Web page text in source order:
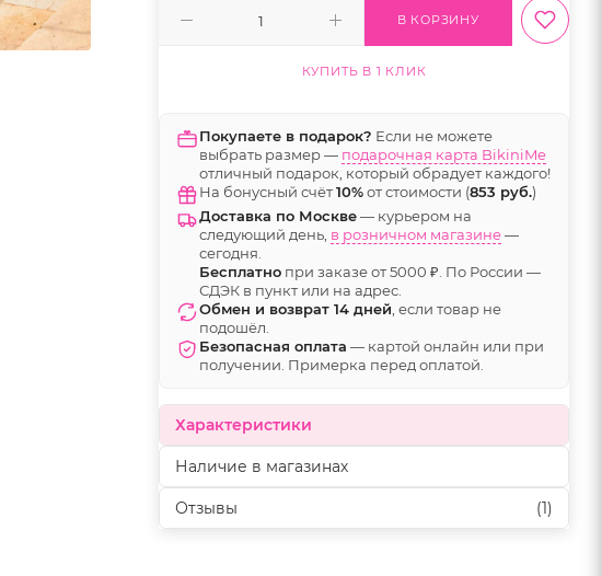
В КОРЗИНУ
КУПИТЬ В 1 КЛИК
Покупаете в подарок? Если не можете
выбрать размер — подарочная карта BikiniMe
отличный подарок, который обрадует каждого!
На бонусный счёт10%от стоимости (853 руб.)
Доставка по Москве— курьером на
следующий день, в розничном магазине—
сегодня.
Бесплатно при заказе от 5000 ₽. По России —
СДЭК в пункт или на адрес.
Обмен и возврат 14 дней , если товар не
подошёл.
Безопасная оплата — картой онлайн или при
получении. Примерка перед оплатой.
Характеристики
Наличие в магазинах
Отзывы (1)